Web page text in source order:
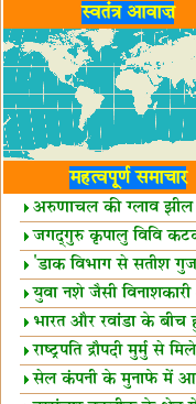
स्वतंत्र आवाज़
महत्वपूर्ण समाचार
अरुणाचल की ग्लाव झील
स्थल घोषित
जगद्गुरु कृपालु विवि
शैक्षिक सत्र शुरू
'डाक विभाग से सतीश
रिश्ता गहरा'
युवा नशे जैसी
दूर रहें-मोदी
भारत और रवांडा के
व्यापार विस्तार
राष्ट्रपति द्रौपदी मुर्मु से
के प्रतिनिधि
सेल कंपनी के मुनाफे में